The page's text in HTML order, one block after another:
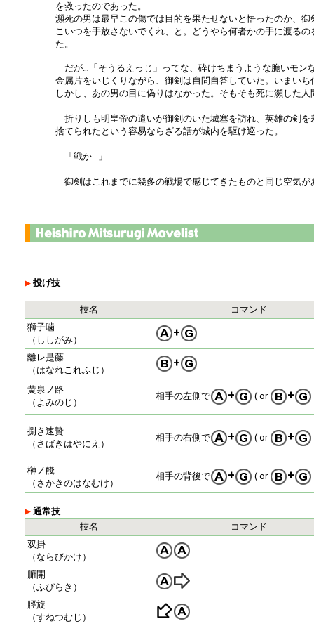
を救ったのであった。
瀕死の男は最早この傷では目的を果たせないと悟ったのか、
こいつを手放さないでくれ、と。どうやら何者かの手に渡る
た。
だが…「そうるえっじ」ってな、砕けちまうような脆いモン
金属片をいじくりながら、御剣は自問自答していた。いまい
しかし、あの男の目に偽りはなかった。そもそも死に瀕した
折りしも明皇帝の遣いが御剣のいた城塞を訪れ、英雄の剣
捨てられたという容易ならざる話が城内を駆け巡った。
「戦か…」
御剣はこれまでに幾多の戦場で感じてきたものと同じ空気が
投げ技
技名
コマンド
獅子噛
（ししがみ）
+
離レ是藤
（はなれこれふじ）
+
黄泉ノ路
（よみのじ）
相手の左側で + ( or +
捌き速贄
（さばきはやにえ）
相手の右側で + ( or +
榊ノ餞
（さかきのはなむけ）
相手の背後で + ( or +
通常技
技名
コマンド
双掛
（ならびかけ）
腑開
（ふびらき）
脛旋
（すねつむじ）